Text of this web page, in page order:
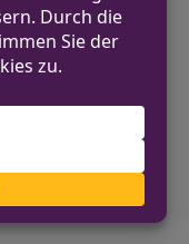
Schule
BEITRAG